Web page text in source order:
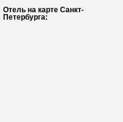
Отель на карте Санкт-
Петербурга: